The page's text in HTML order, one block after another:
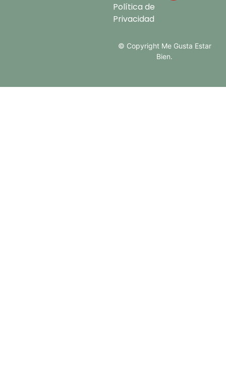
Política de
Privacidad
© Copyright Me Gusta Estar
Bien.